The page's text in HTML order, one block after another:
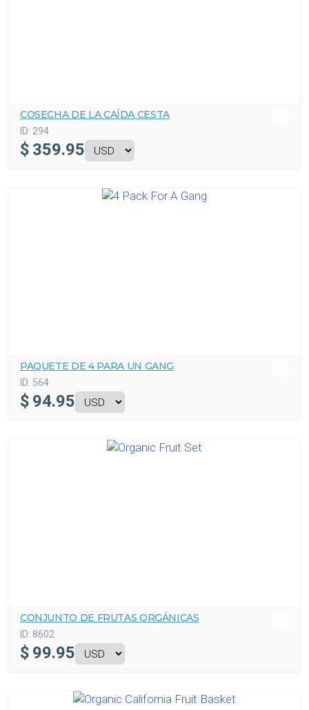
COSECHA DE LA CAÍDA CESTA
ID: 294
$ 359.95
PAQUETE DE 4 PARA UN GANG
ID: 564
$ 94.95
CONJUNTO DE FRUTAS ORGÁNICAS
ID: 8602
$ 99.95